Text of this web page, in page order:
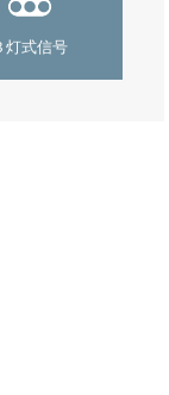
灯式信号